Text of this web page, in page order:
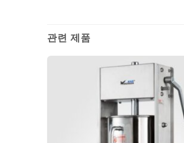
관련 제품